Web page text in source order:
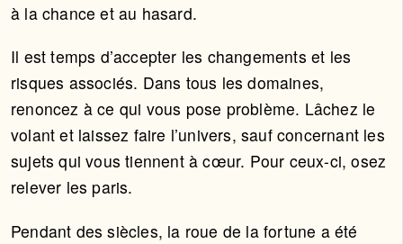
à la chance et au hasard.
Il est temps d’accepter les changements et les
risques associés. Dans tous les domaines,
renoncez à ce qui vous pose problème. Lâchez le
volant et laissez faire l’univers, sauf concernant les
sujets qui vous tiennent à cœur. Pour ceux-ci, osez
relever les paris.
Pendant des siècles, la roue de la fortune a été